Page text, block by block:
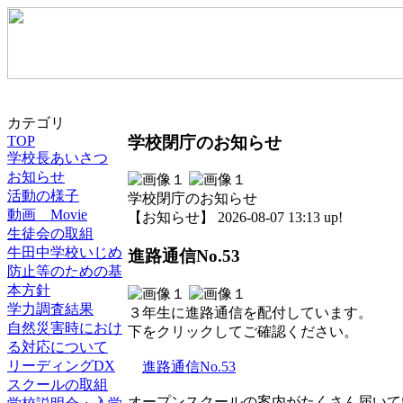
カテゴリ
TOP
学校長あいさつ
お知らせ
活動の様子
動画 Movie
生徒会の取組
牛田中学校いじめ
防止等のための基
本方針
学力調査結果
自然災害時におけ
る対応について
リーディングDX
スクールの取組
学校閉庁のお知らせ
学校閉庁のお知らせ
【お知らせ】 2026-08-07 13:13 up!
進路通信No.53
３年生に進路通信を配付しています。
下をクリックしてご確認ください。
進路通信No.53